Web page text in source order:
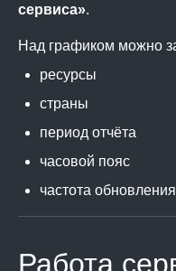
сервиса».
Над графиком можно
ресурсы
страны
период отчёта
часовой пояс
частота обновления
Работа